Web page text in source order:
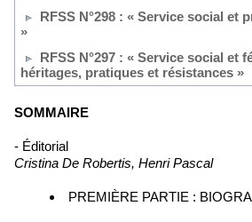
RFSS N°298 : « Service social et
»
RFSS N°297 : « Service social et
héritages, pratiques et résistances »
SOMMAIRE
- Éditorial
Cristina De Robertis, Henri Pascal
PREMIÈRE PARTIE :